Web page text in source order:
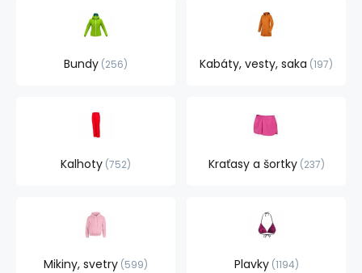
Bundy 256 Kabáty, vesty, saka 197
Kalhoty 752 Kraťasy a šortky 237
Mikiny, svetry 599 Plavky 1194